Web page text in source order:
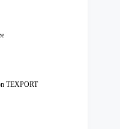
TEXPORT